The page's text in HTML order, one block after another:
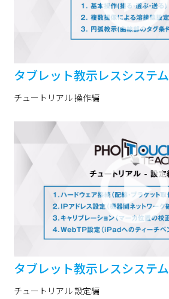
タブレット教示レスシステム
チュートリアル 操作編
タブレット教示レスシステム
チュートリアル 設定編